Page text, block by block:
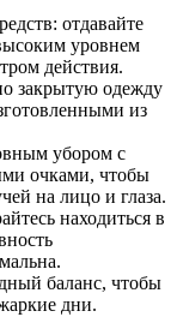
отдавайте
уровнем
действия.
закрытую одежду
из
убором с
очками, чтобы
на лицо и глаза.
находиться в
баланс, чтобы
дни.